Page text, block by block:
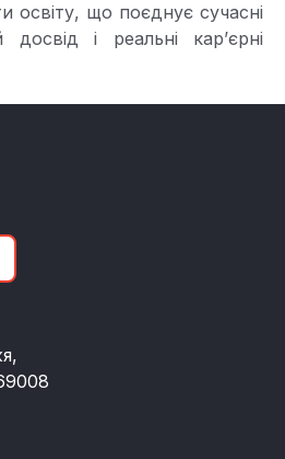
освіту, що поєднує сучасні
і реальні кар’єрні